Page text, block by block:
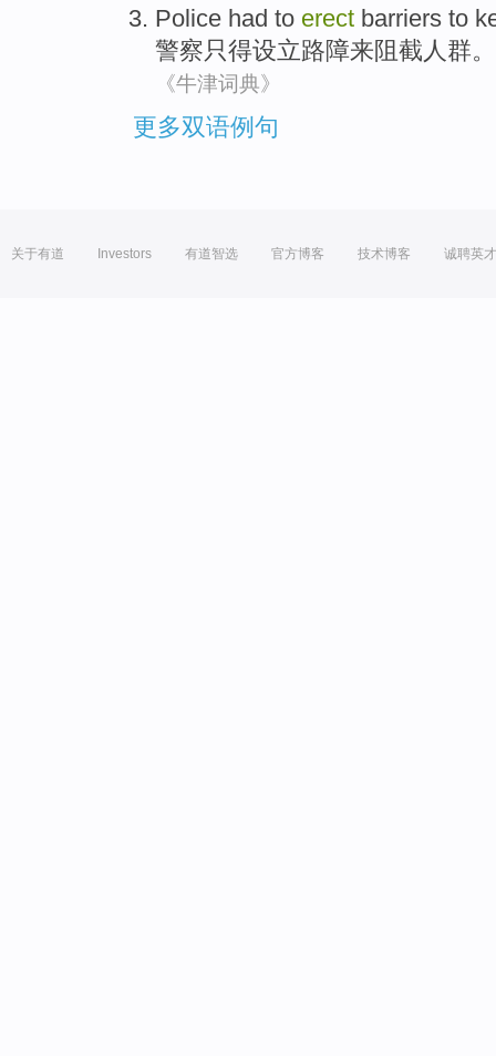
Police had to erect barriers to
警察只得设立路障来阻截 人群。
《牛津词典》
更多双语例句
关于有道 Investors 有道智选 官方博客 技术博客 诚聘英才